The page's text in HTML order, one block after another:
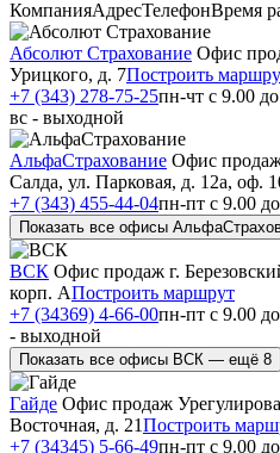
КомпанияАдресТелефонВремя
Абсолют Страхование Офис
Урицкого, д. 7Построить
+7 (343) 278-75-25пн-чт с 9.00
вс - выходной
АльфаСтрахование Офис
Салда, ул. Парковая, д. 12а, оф.
+7 (343) 455-44-04пн-пт с 9.00
Показать все офисы
ВСК Офис продаж г.
корп. АПостроить маршрут
+7 (34369) 4-66-00пн-пт с 9.00
- выходной
Показать все офисы ВСК — ещё 8
Гайде Офис продаж
Восточная, д. 21Построить
+7 (34345) 5-66-49пн-пт с 9.00